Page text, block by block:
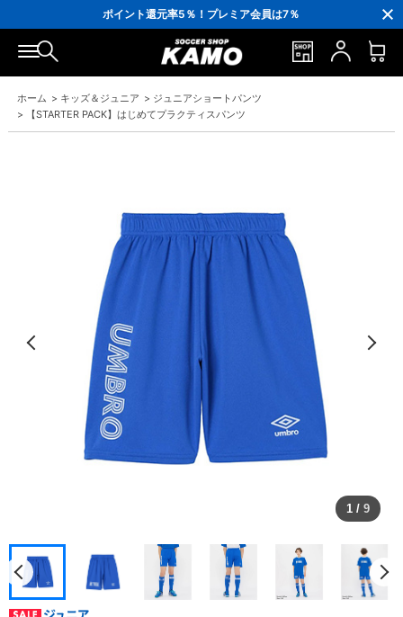
ポイント還元率5％！プレミア会員は7％
会員の方にはお誕生月に「10％OFFクーポン」プレゼント！
16,000円(税込)以上でシューズケースプレゼント！
3,300円(税込)以上で送料無料！
ホーム > キッズ＆ジュニア > ジュニアショートパンツ
>
【STARTER PACK】はじめてプラクティスパンツ
1 / 9